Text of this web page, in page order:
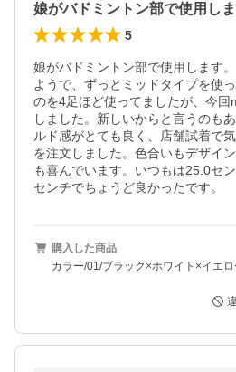
5
娘がバドミントン部で使用します
ようで、ずっとミッドタイプを使
のを4足ほど使ってましたが、今回
しました。新しいからと言うのも
ルド感がとても良く、店舗試着で
を注文しました。色合いもデザイ
も喜んでいます。いつもは25.0セ
センチでちょうど良かったです。
購入した商品
カラー/01/ブラック×ホワイト×イエ